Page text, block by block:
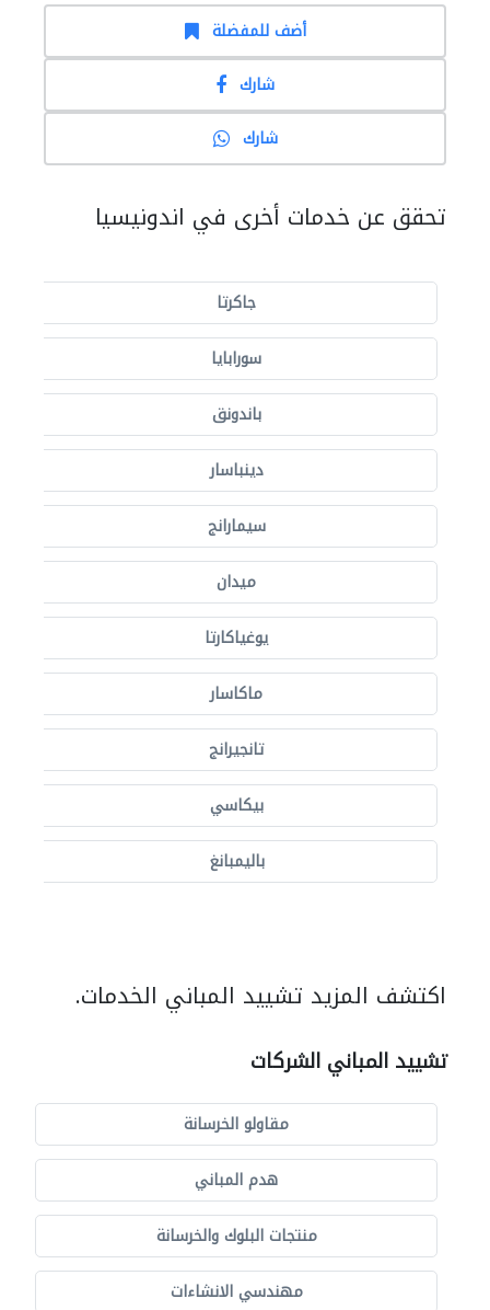
أضف للمفضلة
شارك
شارك
تحقق عن خدمات أخرى في اندونيسيا
جاكرتا
سورابايا
باندونق
دينباسار
سيمارانج
ميدان
يوغياكارتا
ماكاسار
تانجيرانج
بيكاسي
باليمبانغ
اكتشف المزيد تشييد المباني الخدمات.
تشييد المباني الشركات
مقاولو الخرسانة
هدم المباني
منتجات البلوك والخرسانة
مهندسي الانشاءات